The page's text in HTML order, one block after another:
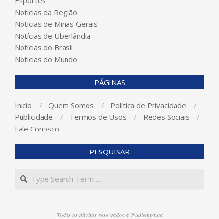
Notícias da Região
Notícias de Minas Gerais
Notícias de Uberlândia
Notícias do Brasil
Noticias do Mundo
PÁGINAS
Início Quem Somos
Política de Privacidade
Publicidade
Termos de Usos
Redes Sociais
Fale Conosco
PESQUISAR
Search
Todos os direitos reservados a @udiempauta